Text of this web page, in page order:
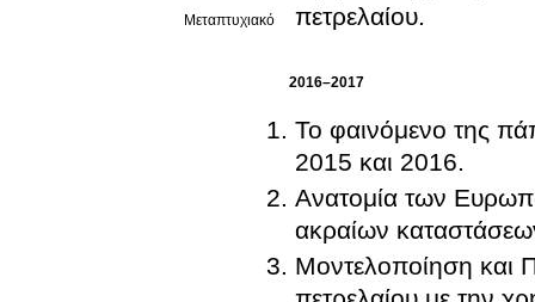
Μεταπτυχιακό
πετρελαίου.
2016–2017
Το φαινόμενο της
2015 και 2016.
Ανατομία των
ακραίων
Μοντελοποίηση και